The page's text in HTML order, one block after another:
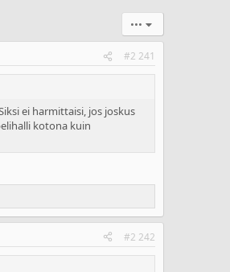
•••
#2 241
ei harmittaisi, jos joskus
kotona kuin
#2 242